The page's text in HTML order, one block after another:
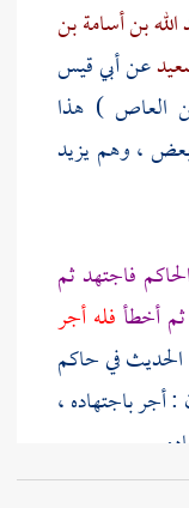
بن أسامة بن
عنأبي قيس
العاص) هذا
بعض ، وهميزيد
فاجتهد ثم
أخطأفله أجر
الحديث في حاكم
أجر باجتهاده ،
.